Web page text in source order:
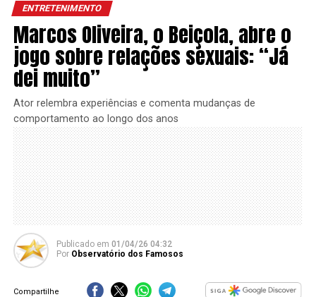
ENTRETENIMENTO
Marcos Oliveira, o Beiçola, abre o
jogo sobre relações sexuais: “Já
dei muito”
Ator relembra experiências e comenta mudanças de
comportamento ao longo dos anos
Publicado em 01/04/26 04:32
Por Observatório dos Famosos
Compartilhe